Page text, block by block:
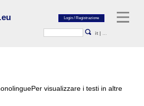
it |
Per visualizzare i testi in altre